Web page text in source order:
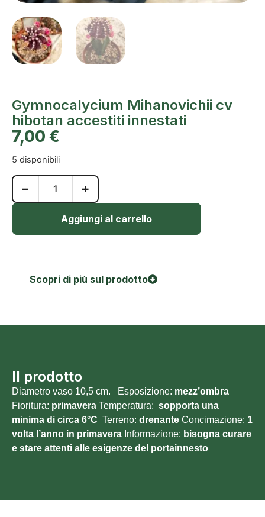
Gymnocalycium Mihanovichii cv
hibotan accestiti innestati
7,00 €
5 disponibili
− +
Aggiungi al carrello
Scopri di più sul prodotto
Il prodotto
Diametro vaso 10,5 cm. Esposizione: mezz’ombra
Fioritura: primavera Temperatura: sopporta una
minima di circa 6°C Terreno: drenante Concimazione: 1
volta l’anno in primavera Informazione: bisogna curare
e stare attenti alle esigenze del portainnesto